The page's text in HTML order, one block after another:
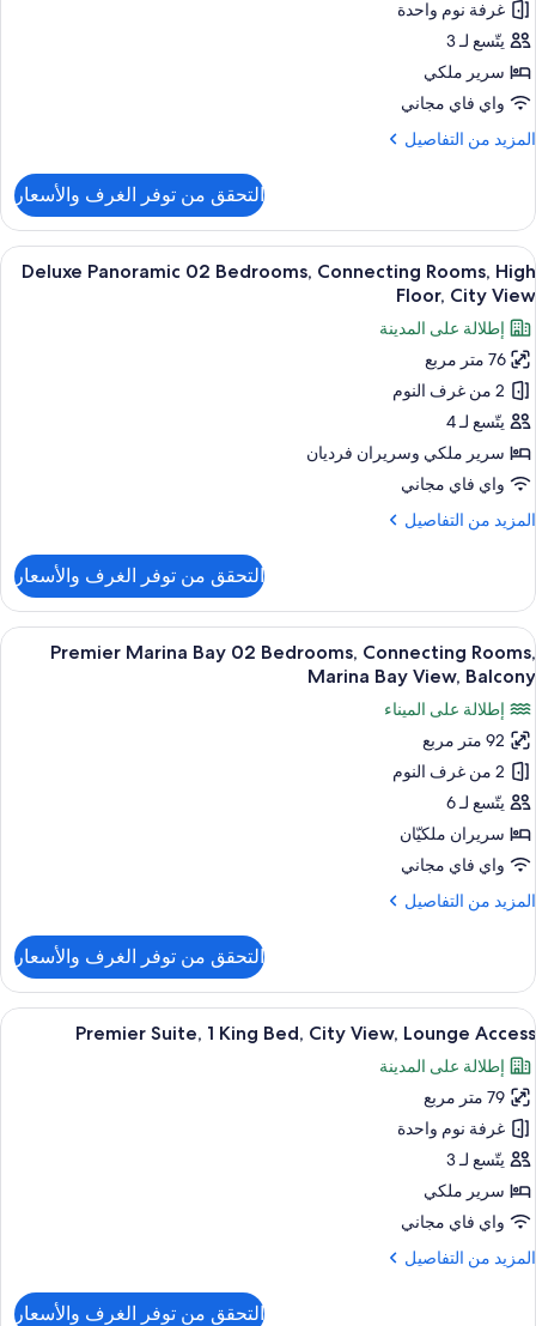
Suite,
City
View,
Lounge
Access,
High
غرفة نوم واحدة
يتّسع لـ 3
سرير ملكي
واي فاي مجاني
المزيد من التفاصيل
المزيد
Skyline
Suite,
City
View,
Lounge
Access,
High
Floor
التحقق من توفر الغرف والأسعار
استعراض
جميع
صور
Deluxe
Panoramic
02
Bedrooms,
Connecting
Rooms,
High
Floor,
أغطية فراش متميزة وميني بار وخزنة
6
Deluxe Panoramic 02 Bedrooms, Connecting Rooms, High
Floor, City View
إطلالة على المدينة
76 متر مربع
2 من غرف النوم
يتّسع لـ 4
سرير ملكي‫‬ وسريران فرديان
واي فاي مجاني
المزيد من التفاصيل
المزيد
Deluxe
Panoramic
02
Bedrooms,
Connecting
Rooms,
High
Floor,
City
View
التحقق من توفر الغرف والأسعار
استعراض
جميع
صور
Premier
Marina
Bay
02
Bedrooms,
Connecting
Rooms,
Marina
Balcony
أغطية فراش متميزة وميني بار وخزنة
5
Premier Marina Bay 02 Bedrooms, Connecting Rooms,
Marina Bay View, Balcony
إطلالة على الميناء
92 متر مربع
2 من غرف النوم
يتّسع لـ 6
سريران ملكيّان
واي فاي مجاني
المزيد من التفاصيل
المزيد
Premier
Marina
Bay
Bedrooms,
Connecting
Rooms,
Marina
Bay
View,
Balcony
التحقق من توفر الغرف والأسعار
استعراض
جميع
صور
Premier
Suite,
1
King
Bed,
City
View,
أغطية فراش متميزة وميني بار وخزنة
6
Premier Suite, 1 King Bed, City View, Lounge Access
إطلالة على المدينة
79 متر مربع
غرفة نوم واحدة
يتّسع لـ 3
سرير ملكي
واي فاي مجاني
المزيد من التفاصيل
المزيد
التحقق من توفر الغرف والأسعار